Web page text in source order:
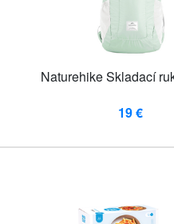
Naturehike Skladací
19 €